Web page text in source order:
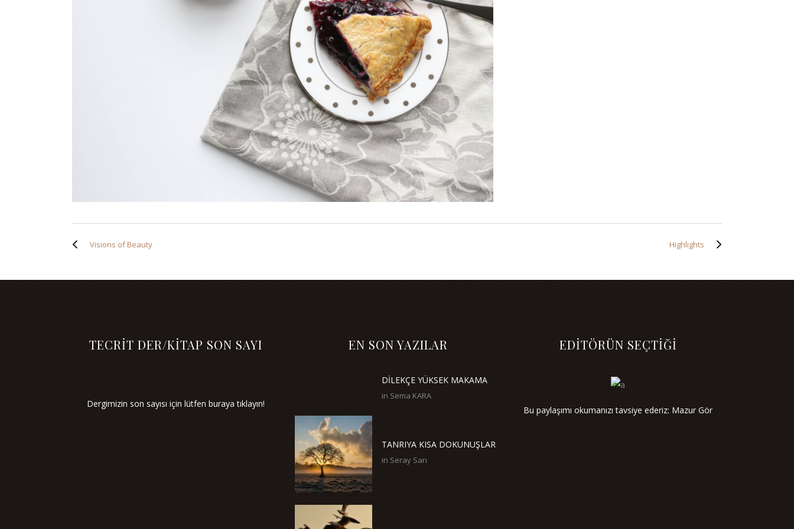
Visions of Beauty Highlights
TECRİT DER/KİTAP SON SAYI
Dergimizin son sayısı için lütfen buraya tıklayın!
EN SON YAZILAR
DİLEKÇE YÜKSEK MAKAMA
in Sema KARA
TANRIYA KISA DOKUNUŞLAR
in Seray Sarı
EDİTÖRÜN SEÇTİĞİ
Bu paylaşımı okumanızı tavsiye ederiz: Mazur Gör